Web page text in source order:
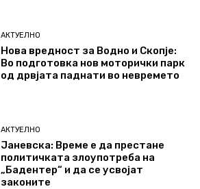
АКТУЕЛНО
Нова вредност за Водно и Скопје:
Во подготовка нов моторички парк
од дрвјата паднати во невремето
АКТУЕЛНО
Јаневска: Време е да престане
политичката злоупотреба на
„Бадентер“ и да се усвојат
законите